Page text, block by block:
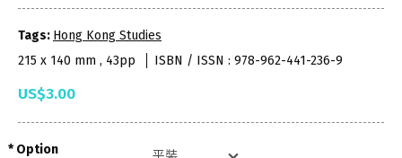
Tags: Hong Kong Studies
215 x 140 mm , 43pp
ISBN / ISSN : 978-962-441-236-9
US$3.00
Option